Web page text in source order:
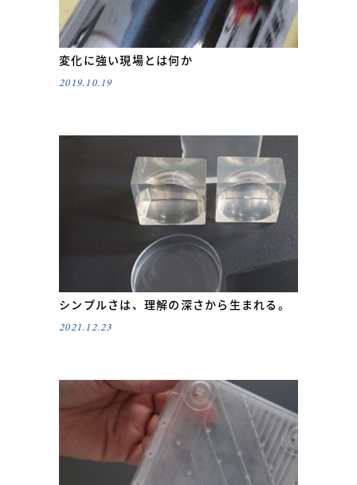
変化に強い現場とは何か
2019.10.19
シンプルさは、理解の深さから生まれる。
2021.12.23